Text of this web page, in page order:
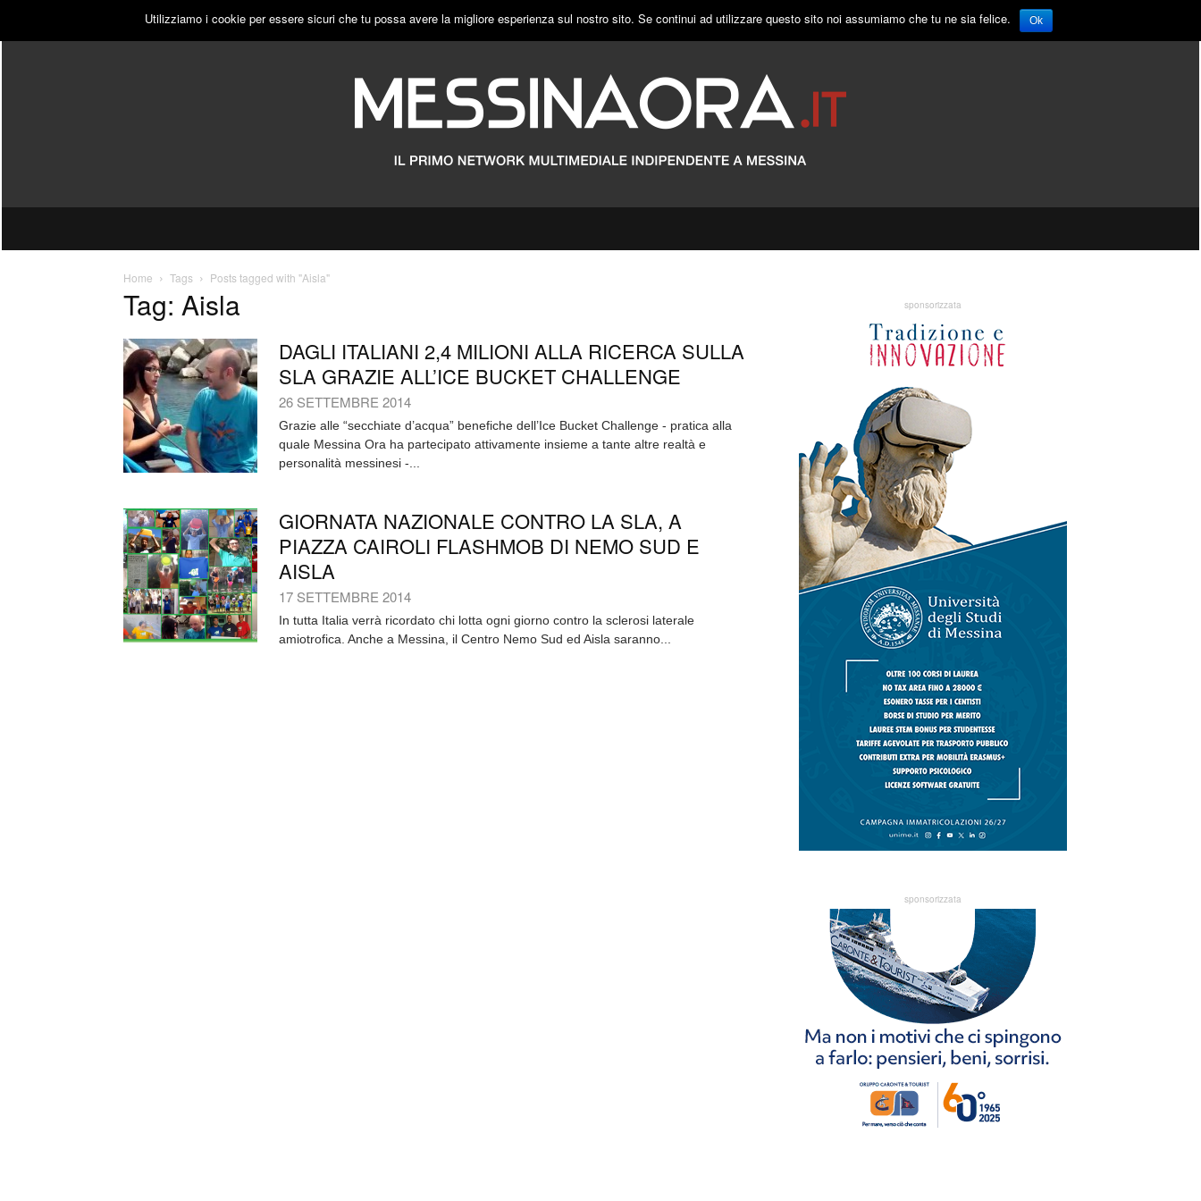
DOMENICA, 9 AGOSTO 2026 PUBBLICITÀ
Home Tags Posts tagged with "Aisla"
Tag: Aisla
DAGLI ITALIANI 2,4 MILIONI ALLA RICERCA SULLA
SLA GRAZIE ALL’ICE BUCKET CHALLENGE
26 SETTEMBRE 2014
Grazie alle “secchiate d’acqua” benefiche dell’Ice Bucket Challenge - pratica alla
quale Messina Ora ha partecipato attivamente insieme a tante altre realtà e
personalità messinesi -...
GIORNATA NAZIONALE CONTRO LA SLA, A
PIAZZA CAIROLI FLASHMOB DI NEMO SUD E
AISLA
17 SETTEMBRE 2014
In tutta Italia verrà ricordato chi lotta ogni giorno contro la sclerosi laterale
amiotrofica. Anche a Messina, il Centro Nemo Sud ed Aisla saranno...
sponsorizzata
sponsorizzata
Utilizziamo i cookie per essere sicuri che tu possa avere la migliore esperienza sul nostro sito. Se continui ad utilizzare questo sito noi assumiamo che tu ne sia felice. Ok